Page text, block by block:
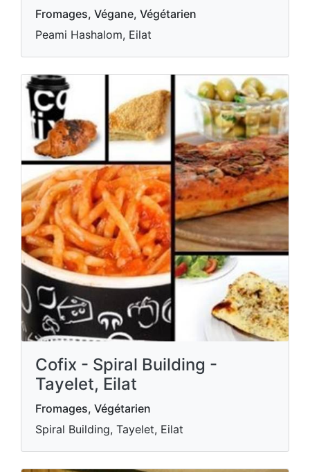
Fromages, Végane, Végétarien
Peami Hashalom, Eilat
Cofix - Spiral Building -
Tayelet, Eilat
Fromages, Végétarien
Spiral Building, Tayelet, Eilat